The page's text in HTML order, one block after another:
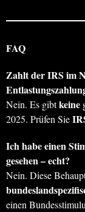
FAQ
Zahlt der IRS im
Nein. Es gibtkeine
2025. Prüfen Sie
Ich habe einen
gesehen – echt?
Nein. Diese
einen